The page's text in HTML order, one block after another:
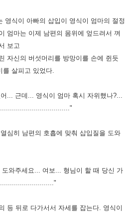
영식이 아빠의 삽입이 영식이 엄마의 절정
엄마는 이제 남편의 몸위에 엎드려서 껴
보고
자신의 버섯머리를 방망이를 손에 쥔듯
를 살피고 있었다.
... 근데... 영식이 엄마 혹시 자위했나?...
심히 남편의 호흡에 맞춰 삽입질을 도와
와주세요... 여보... 형님이 할 때 당신 가
등 뒤로 다가서서 자세를 잡는다. 영식이